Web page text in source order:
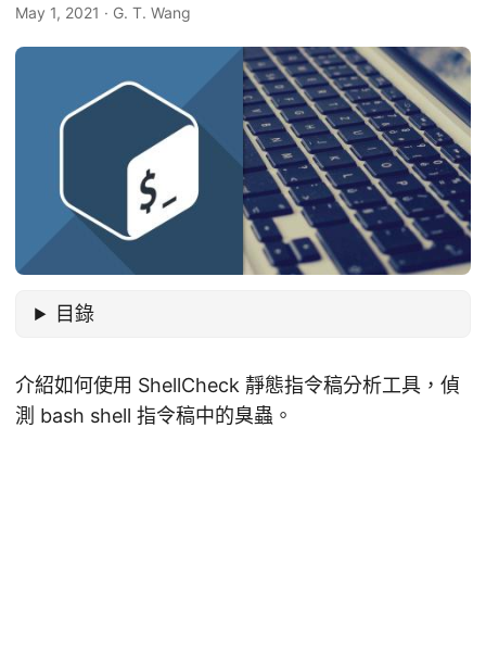
May 1, 2021 · G. T. Wang
目錄
介紹如何使用 ShellCheck 靜態指令稿分析工具，偵
測 bash shell 指令稿中的臭蟲。